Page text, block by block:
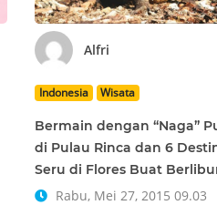
Alfri
Indonesia Wisata
Bermain dengan “Naga”
di Pulau Rinca dan 6
Seru di Flores Buat
Rabu, Mei 27, 2015 09.03